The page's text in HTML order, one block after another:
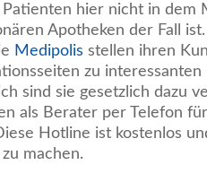
Patienten hier nicht in dem
Apotheken der Fall
Medipolis stellen ihren
zu
sind sie gesetzlich dazu
als Berater per Telefon
Hotline ist kostenlos
machen.